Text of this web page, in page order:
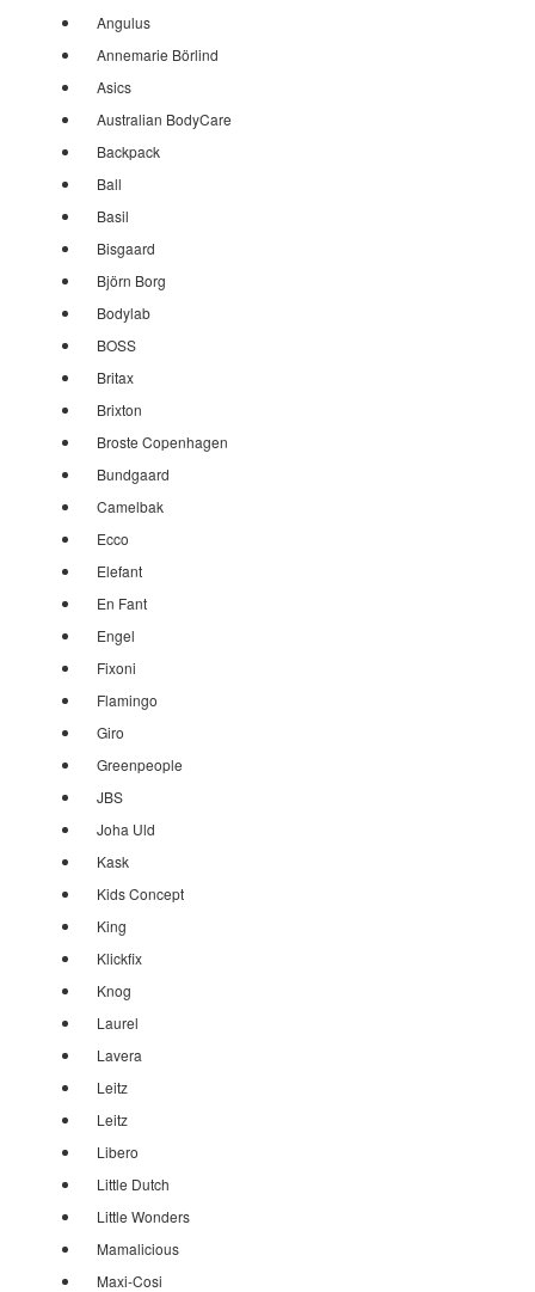
Angulus
Annemarie Börlind
Asics
Australian BodyCare
Backpack
Ball
Basil
Bisgaard
Björn Borg
Bodylab
BOSS
Britax
Brixton
Broste Copenhagen
Bundgaard
Camelbak
Ecco
Elefant
En Fant
Engel
Fixoni
Flamingo
Giro
Greenpeople
JBS
Joha Uld
Kask
Kids Concept
King
Klickfix
Knog
Laurel
Lavera
Leitz
Leitz
Libero
Little Dutch
Little Wonders
Mamalicious
Maxi-Cosi